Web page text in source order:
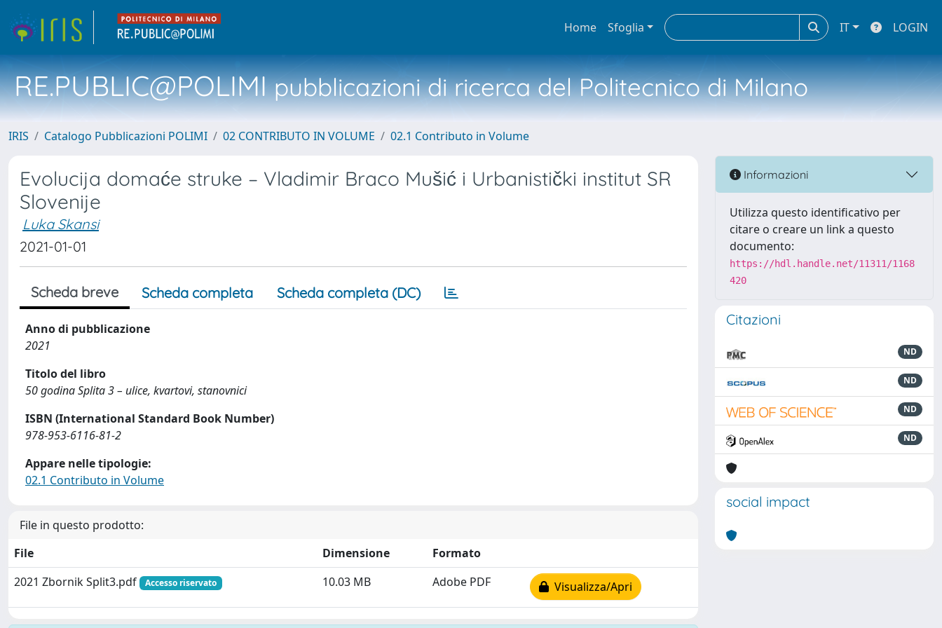
Home Sfoglia IT LOGIN
RE.PUBLIC@POLIMIpubblicazioni di ricerca del Politecnico di Milano
IRIS Catalogo Pubblicazioni POLIMI 02 CONTRIBUTO IN VOLUME 02.1 Contributo in Volume
Evolucija domaće struke – Vladimir Braco Mušić i Urbanistički institut SR
Slovenije
Luka Skansi
2021-01-01
Scheda breve Scheda completa Scheda completa (DC)
Anno di pubblicazione
2021
Titolo del libro
50 godina Splita 3 – ulice, kvartovi, stanovnici
ISBN (International Standard Book Number)
978-953-6116-81-2
Appare nelle tipologie:
02.1 Contributo in Volume
File in questo prodotto:
File
Dimensione
Formato
2021 Zbornik Split3.pdf
Accesso riservato 10.03 MB Adobe PDF Visualizza/Apri
Informazioni
Utilizza questo identificativo per
citare o creare un link a questo
documento:
https://hdl.handle.net/11311/1168
420
Citazioni
ND
ND
ND
ND
social impact